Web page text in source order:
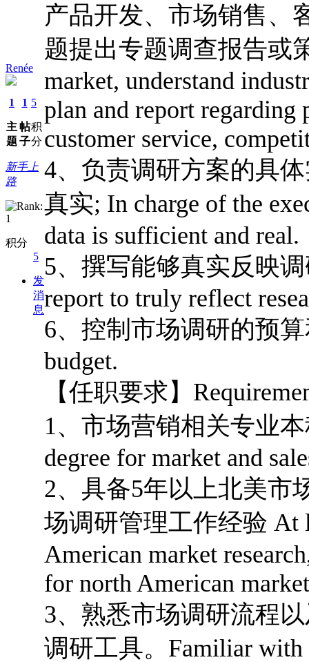
Renée
1
主
题
1
帖
子
5
积
分
新手上
路
积分
5
发
消
息
产品开发、市场销售、
题提出专题调查报告或
market, understand
plan and report regarding
customer service,
4、负责调研方案的具
真实; In charge of the
data is sufficient and real.
5、撰写能够真实反映
report to truly reflect
6、控制市场调研的预算
budget.
【任职要求】
1、市场营销相关专业
degree for market and
2、具备5年以上北美市
场调研管理工作经验 At
American market
for north American market
3、熟悉市场调研流程
调研工具。Familiar with